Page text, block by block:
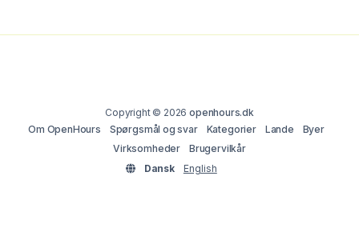
Copyright © 2026openhours.dk
Om OpenHours
Spørgsmål og svar Kategorier Lande
Byer
Virksomheder
Brugervilkår
Dansk
English